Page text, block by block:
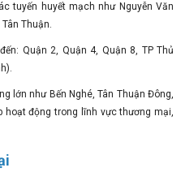
tuyến huyết mạch như Nguyễn Văn
Thuận.
Quận 2, Quận 4, Quận 8, TP Thủ
lớn như Bến Nghé, Tân Thuận Đông,
hoạt động trong lĩnh vực thương mại,